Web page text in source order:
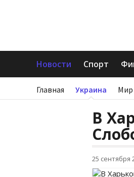
Новости Спорт
Главная Украина Мир
В
25 сентября